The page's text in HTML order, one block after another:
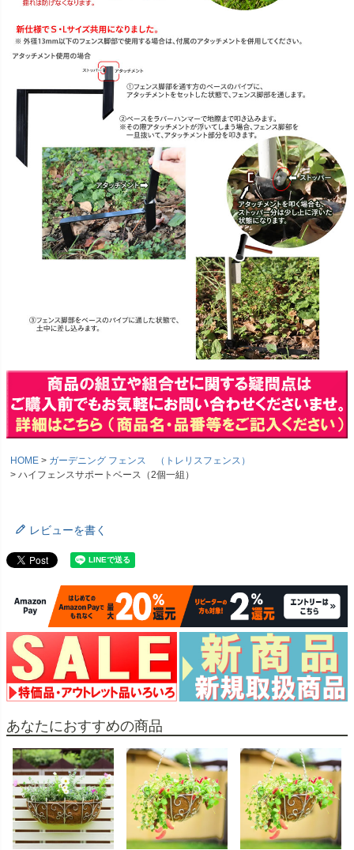
HOME
ガーデニング フェンス （トレリスフェンス）
ハイフェンスサポートベース（2個一組）
レビューを書く
あなたにおすすめの商品